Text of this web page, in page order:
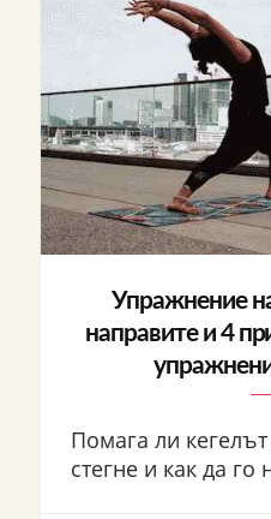
Упражнение
направите и 4
Помага ли
стегне и как да го